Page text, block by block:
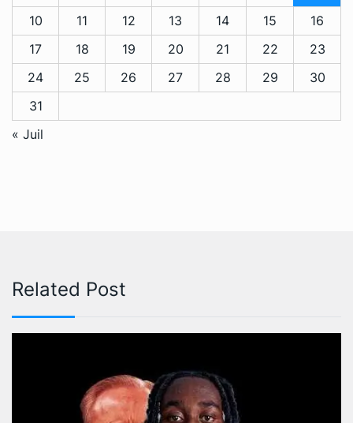
10
11 12 13 14 15
16
17
18 19 20 21 22
23
24
25 26 27 28 29
30
31
« Juil
Related Post